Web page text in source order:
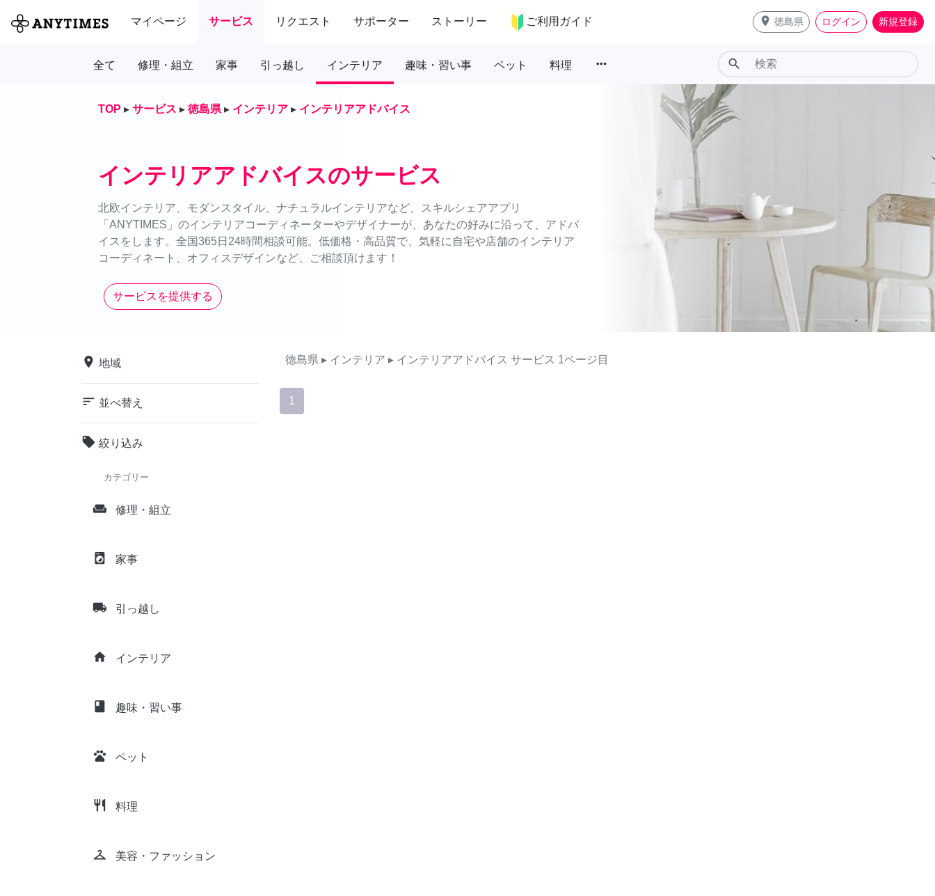
マイページ サービス リクエスト サポーター ストーリー ご利用ガイド place 徳島県 ログイン 新規登録
全て 修理・組立 家事 引っ越し インテリア 趣味・習い事 ペット 料理 more_horiz search
TOP ▸ サービス ▸ 徳島県 ▸ インテリア ▸ インテリアアドバイス
インテリアアドバイスのサービス
北欧インテリア、モダンスタイル、ナチュラルインテリアなど、スキルシェアアプリ
「ANYTIMES」のインテリアコーディネーターやデザイナーが、あなたの好みに沿って、アドバ
イスをします。全国365日24時間相談可能。低価格・高品質で、気軽に自宅や店舗のインテリア
コーディネート、オフィスデザインなど、ご相談頂けます！
サービスを提供する
place 地域
sort 並べ替え
local_offer 絞り込み
カテゴリー
weekend 修理・組立
local_laundry_service 家事
local_shipping 引っ越し
home インテリア
class 趣味・習い事
pets ペット
restaurant 料理
checkroom 美容・ファッション
徳島県 ▸ インテリア ▸ インテリアアドバイス サービス 1ページ目
1